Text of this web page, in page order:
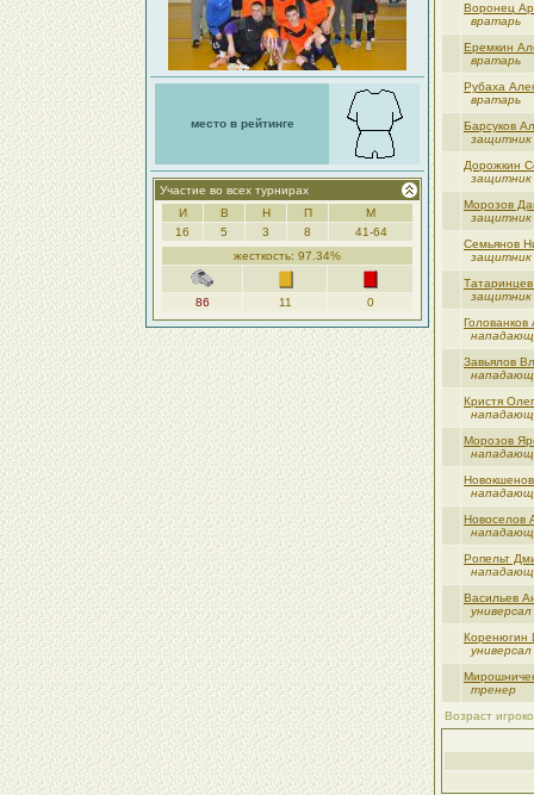
место в рейтинге
Участие во всех турнирах
И
В Н П
М
16
5 3 8
41-64
жесткость: 97.34%
86 11 0
Воронец
вратарь
Еремкин
вратарь
Рубаха
вратарь
Барсуков
защитник
Дорожкин
защитник
Морозов
защитник
Семьянов
защитник
защитник
Голованков
Завьялов
Кристя Олег
Морозов
Новоселов
Ропельт
Васильев
универсал
Коренюгин
универсал
тренер
Возраст